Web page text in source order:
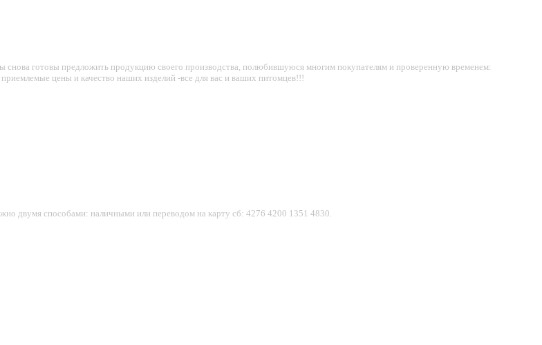
готовы предложить продукцию своего производства, полюбившуюся многим покупателям и проверенную временем:
цены и качество наших изделий -все для вас и ваших питомцев!!!
двумя способами: наличными или переводом на карту сб: 4276 4200 1351 4830.